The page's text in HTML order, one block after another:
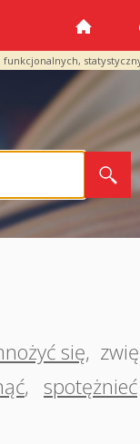
się,
, spotężnieć